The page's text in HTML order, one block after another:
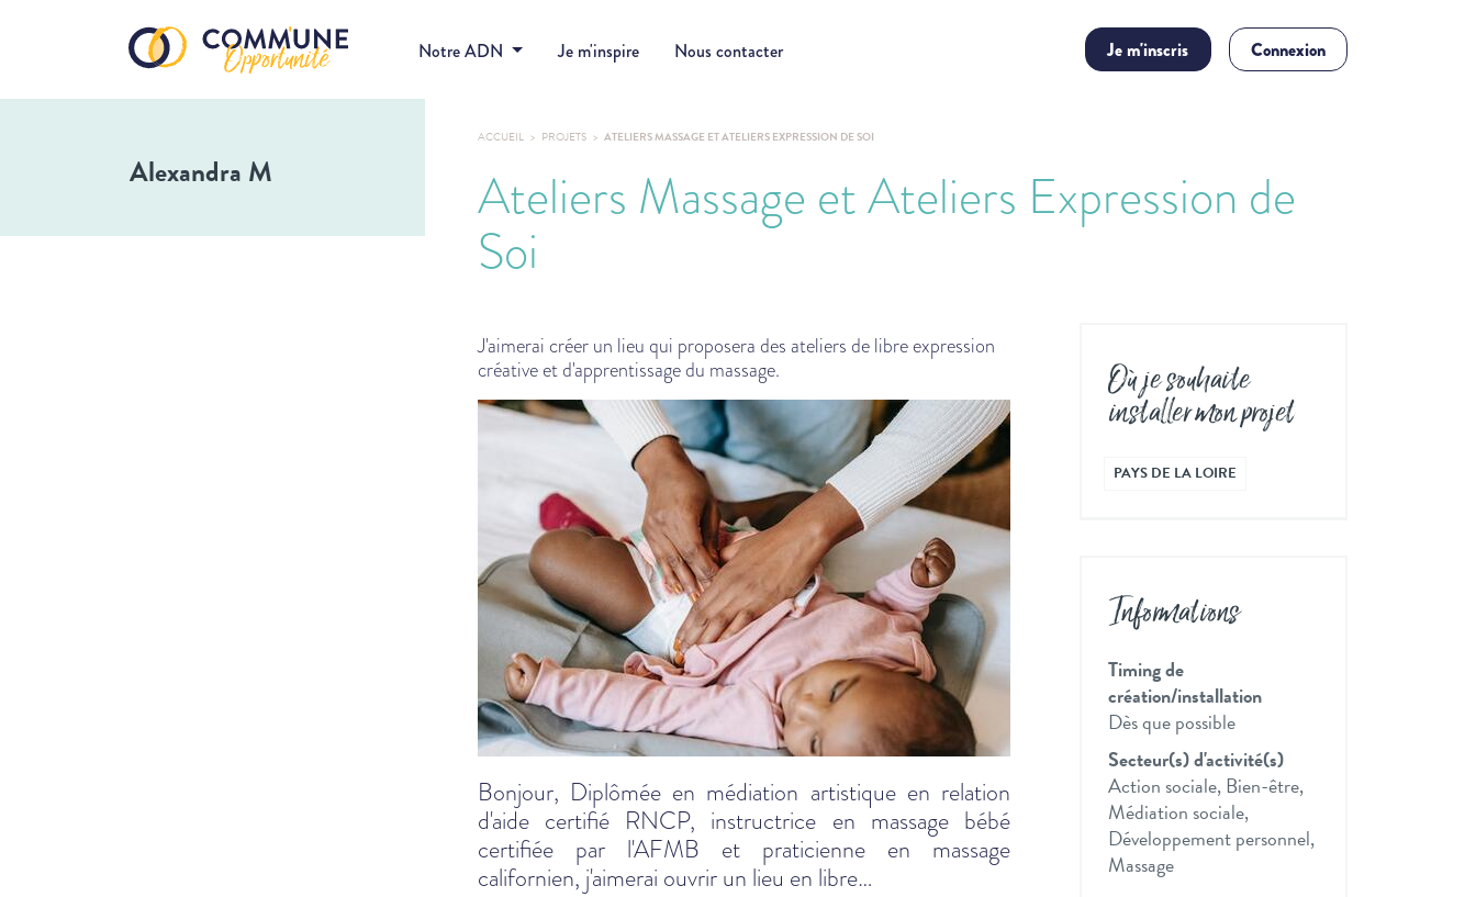
Notre ADN Je m'inspire Nous contacter Je m'inscris Connexion
Alexandra M
ACCUEIL PROJETS ATELIERS MASSAGE ET ATELIERS EXPRESSION DE SOI
Ateliers Massage et Ateliers Expression de
Soi
J'aimerai créer un lieu qui proposera des ateliers de libre expression
créative et d'apprentissage du massage.
Bonjour, Diplômée en médiation artistique en relation
d'aide certifié RNCP, instructrice en massage bébé
certifiée par l'AFMB et praticienne en massage
californien, j'aimerai ouvrir un lieu en libre…
Où je souhaite
installer mon projet
PAYS DE LA LOIRE
Informations
Timing de
création/installation
Dès que possible
Secteur(s) d'activité(s)
Action sociale, Bien-être,
Médiation sociale,
Développement personnel,
Massage